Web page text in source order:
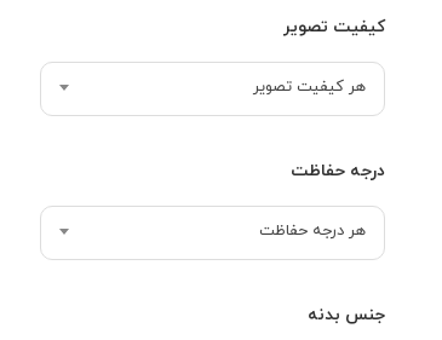
کیفیت تصویر
هر کیفیت تصویر
درجه حفاظت
هر درجه حفاظت
جنس بدنه